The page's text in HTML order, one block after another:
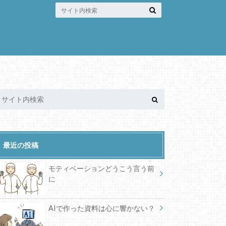
最近の投稿
モティベーションどうこう言う前
に
AIで作った資料は心に響かない？